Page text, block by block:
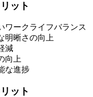
ット
ワークライフバランス
明晰さの向上
減
向上
な進捗
ット